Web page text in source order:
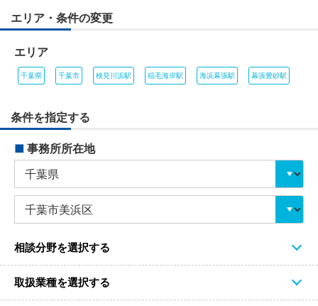
エリア・条件の変更
エリア
千葉県 千葉市 検見川浜駅 稲毛海岸駅 海浜幕張駅 幕張豊砂駅
条件を指定する
■ 事務所所在地
相談分野を選択する
取扱業種を選択する